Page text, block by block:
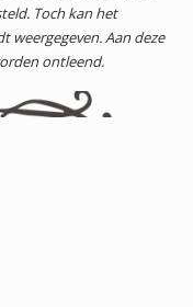
Toch kan het
Aan deze
ontleend.